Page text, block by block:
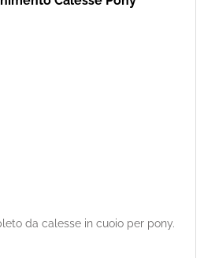
da calesse in cuoio per pony.